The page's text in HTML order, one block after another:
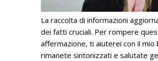
La raccolta di informazioni
dei fatti cruciali. Per rompere
affermazione, ti aiuterei con il mio
rimanete sintonizzati e salutate